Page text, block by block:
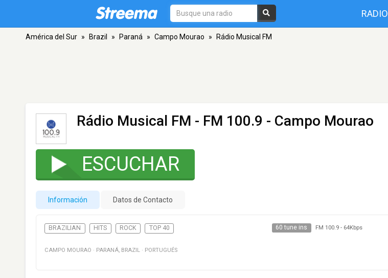
RADIO
América del Sur » Brazil » Paraná » Campo Mourao » Rádio Musical FM
Rádio Musical FM - FM 100.9 - Campo Mourao
ESCUCHAR
Información Datos de Contacto
BRAZILIAN HITS ROCK TOP 40 60 tune ins FM 100.9- 64Kbps
CAMPO MOURAO · PARANÁ, BRAZIL · PORTUGUÉS